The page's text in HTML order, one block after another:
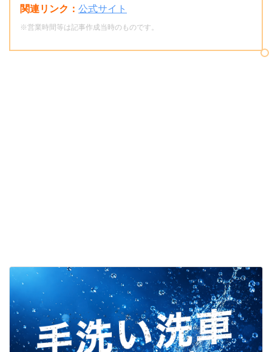
関連リンク： 公式サイト
※営業時間等は記事作成当時のものです。